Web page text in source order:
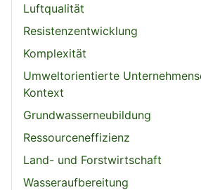
Luftqualität
Resistenzentwicklung
Komplexität
Umweltorientierte
Kontext
Grundwasserneubildung
Ressourceneffizienz
Land- und Forstwirtschaft
Wasseraufbereitung